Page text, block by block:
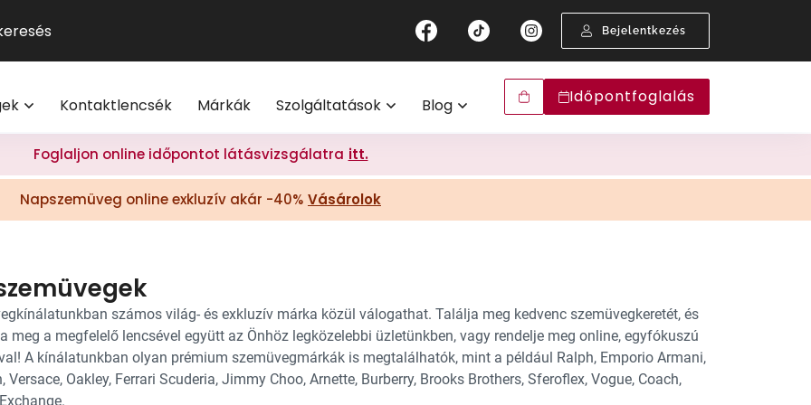
Bejelentkezés
Kontaktlencsék Márkák Szolgáltatások Blog Időpontfoglalás
akció 20% I Vision Express Webshop
online | Vision Express webshop
lencsék
Olvasó- és távoli szemüveg
Érdekességek
Tippek a szemüvegválasztáshoz
GYIK
Látásvizsgálat
Szemüveg-előfizetés
Garanciák
Arcformaválasztó
Szemüvegpróba
Polaroid
További világmárkák
Kollekciók
Törzsvásárlói ajánlatok
Ray-Ban
Hogyan válasszunk megfelelő napszemüveget?
Milyen napszemüveg illik Önhöz?
Online napszemüvegpróba
90 napos látávizsgálat-garancia
Vision Express Szemüveg-biztosítás
Multifokális lencse kipróbálási garancia
Világmárkák
Foglaljon online időpontot látásvizsgálatra itt.
Napszemüveg online exkluzív akár -40% Vásárolok
számos világ- és exkluzív márka közül válogathat. Találja meg kedvenc szemüvegkeretét, és
meg a megfelelő lencsével együtt az Önhöz legközelebbi üzletünkben, vagy rendelje meg online, egyfókuszú
A kínálatunkban olyan prémium szemüvegmárkák is megtalálhatók, mint a például Ralph, Emporio Armani,
Versace, Oakley, Ferrari Scuderia, Jimmy Choo, Arnette, Burberry, Brooks Brothers, Sferoflex, Vogue, Coach,